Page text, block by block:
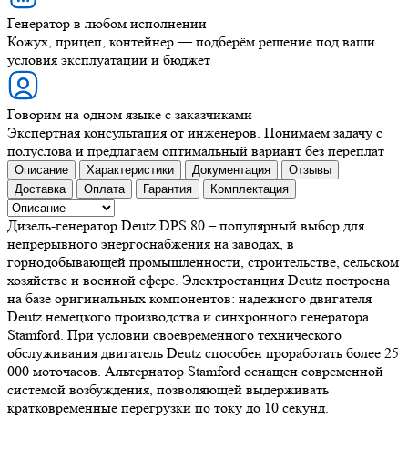
Генератор в любом исполнении
Кожух, прицеп, контейнер — подберём решение под ваши
условия эксплуатации и бюджет
Говорим на одном языке с заказчиками
Экспертная консультация от инженеров. Понимаем задачу с
полуслова и предлагаем оптимальный вариант без переплат
Описание Характеристики Документация
Отзывы
Доставка
Оплата Гарантия Комплектация
Дизель-генератор Deutz DPS 80 – популярный выбор для
непрерывного энергоснабжения на заводах, в
горнодобывающей промышленности, строительстве, сельском
хозяйстве и военной сфере. Электростанция Deutz построена
на базе оригинальных компонентов: надежного двигателя
Deutz немецкого производства и синхронного генератора
Stamford. При условии своевременного технического
обслуживания двигатель Deutz способен проработать более 25
000 моточасов. Альтернатор Stamford оснащен современной
системой возбуждения, позволяющей выдерживать
кратковременные перегрузки по току до 10 секунд.